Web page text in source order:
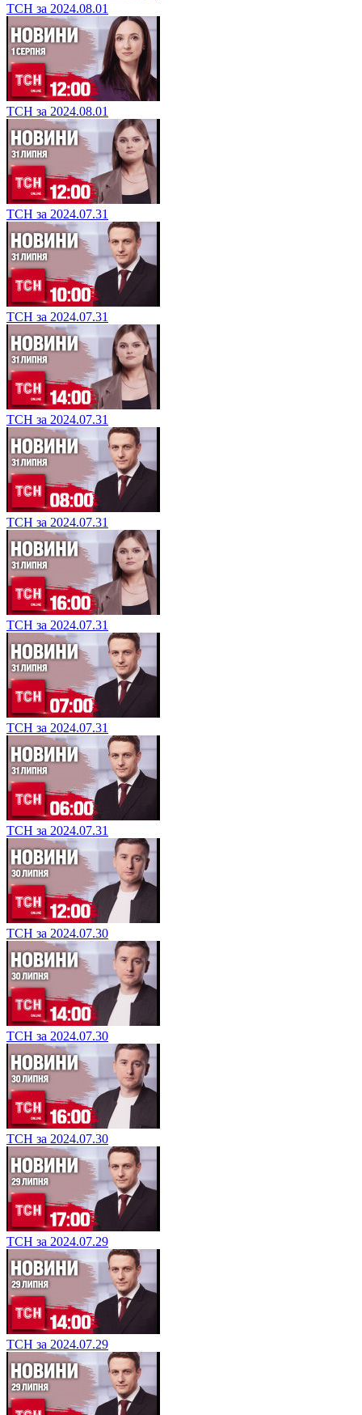
ТСН за 2024.08.01
ТСН за 2024.08.01
ТСН за 2024.07.31
ТСН за 2024.07.31
ТСН за 2024.07.31
ТСН за 2024.07.31
ТСН за 2024.07.31
ТСН за 2024.07.31
ТСН за 2024.07.31
ТСН за 2024.07.30
ТСН за 2024.07.30
ТСН за 2024.07.30
ТСН за 2024.07.29
ТСН за 2024.07.29